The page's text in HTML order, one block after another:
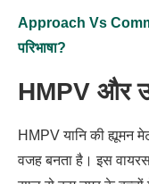
Approach Vs
परिभाषा?
HMPV और
HMPV यानि की ह्यूमन
वजह बनता है। इस